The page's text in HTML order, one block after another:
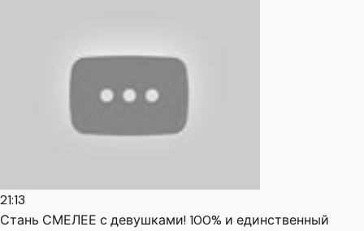
21:13
Стань СМЕЛЕЕ с девушками! 100% и единственный